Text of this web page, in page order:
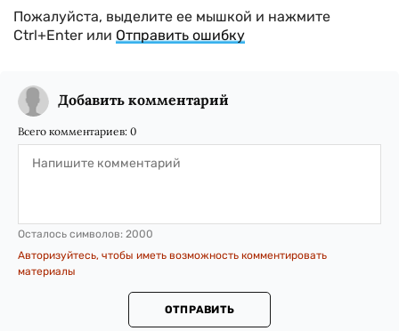
Пожалуйста, выделите ее мышкой и нажмите
Ctrl+Enter или Отправить ошибку
Добавить комментарий
Всего комментариев: 0
Осталось символов: 2000
Авторизуйтесь, чтобы иметь возможность комментировать
материалы
ОТПРАВИТЬ